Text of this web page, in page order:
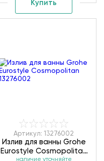
Купить
Артикул: 13276002
Излив для ванны Grohe
Eurostyle Cosmopolitan
наличие уточняйте